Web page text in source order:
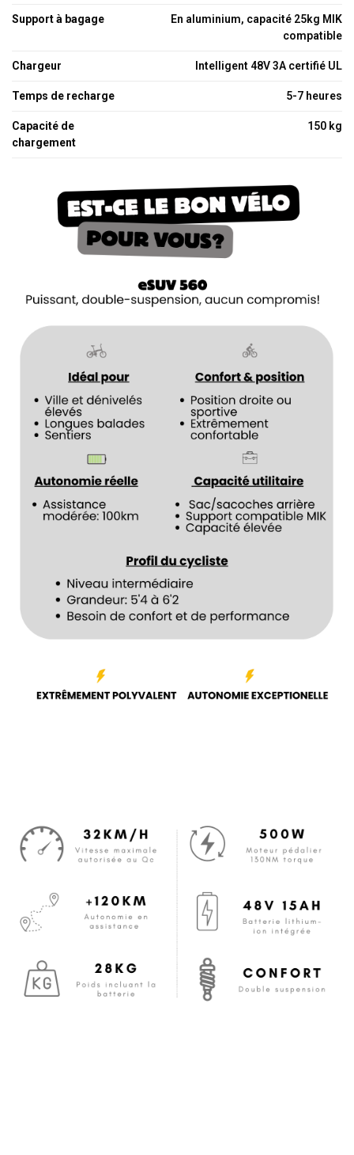
Support à bagage
En aluminium, capacité 25kg MIK
compatible
Chargeur Intelligent 48V 3A certifié UL
Temps de recharge 5-7 heures
Capacité de
chargement
150 kg